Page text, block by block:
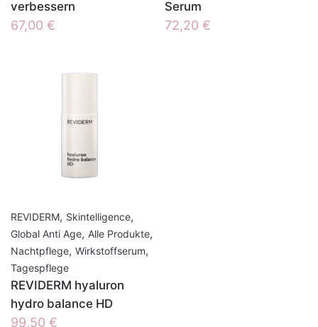
verbessern
67,00 €
Serum
72,20 €
REVIDERM, Skintelligence,
Global Anti Age, Alle Produkte,
Nachtpflege, Wirkstoffserum,
Tagespflege
REVIDERM hyaluron
hydro balance HD
99,50 €